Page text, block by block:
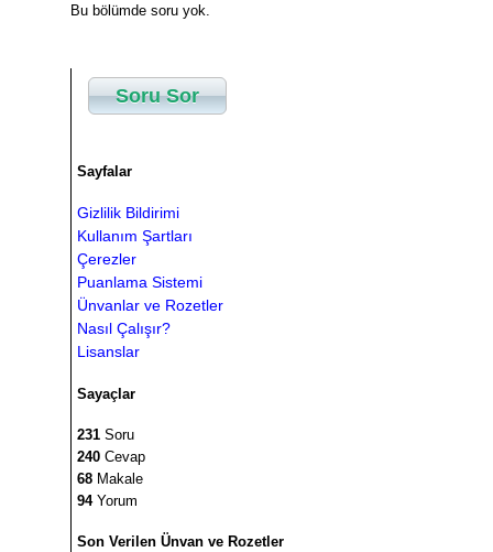
Bu bölümde soru yok.
Soru Sor
Sayfalar
Gizlilik Bildirimi
Kullanım Şartları
Çerezler
Puanlama Sistemi
Ünvanlar ve Rozetler
Nasıl Çalışır?
Lisanslar
Sayaçlar
231 Soru
240 Cevap
68 Makale
94Yorum
Son Verilen Ünvan ve Rozetler